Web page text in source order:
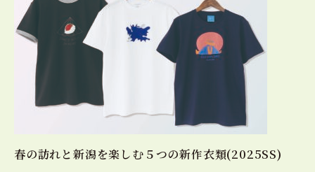
春の訪れと新潟を楽しむ５つの新作衣類(2025SS)